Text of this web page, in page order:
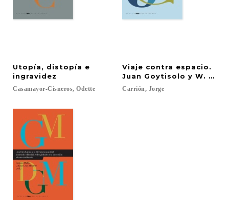
Utopía, distopía e
ingravidez
Casamayor-Cisneros, Odette
Viaje contra espacio.
Juan Goytisolo y W. G.
Carrión, Jorge